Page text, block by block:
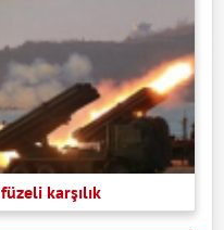
karşılık